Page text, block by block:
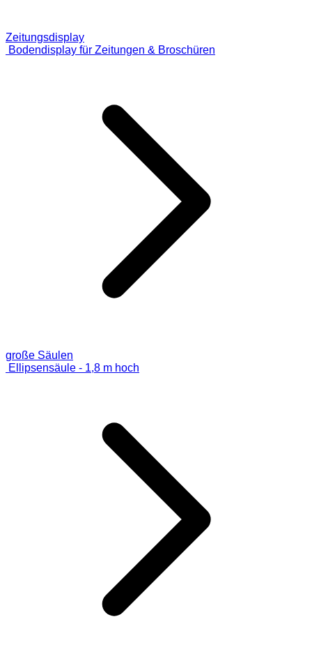
Zeitungsdisplay
Bodendisplay für Zeitungen & Broschüren
große Säulen
Ellipsensäule - 1,8 m hoch